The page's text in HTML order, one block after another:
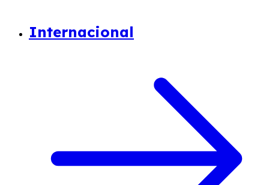
Internacional